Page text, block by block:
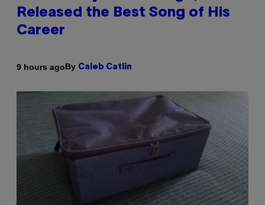
Released the Best Song of His
Career
9 hours agoBy Caleb Catlin